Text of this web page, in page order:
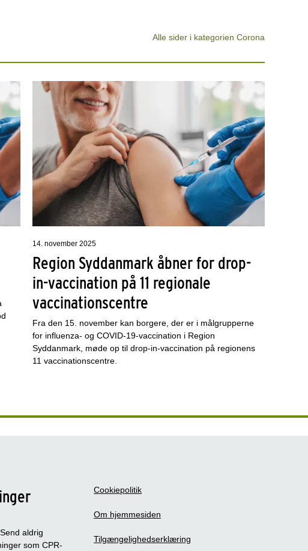
Alle sider i kategorien Corona
14. november 2025
Region Syddanmark åbner for drop-
in-vaccination på 11 regionale
vaccinationscentre
Fra den 15. november kan borgere, der er i målgrupperne
for influenza- og COVID-19-vaccination i Region
Syddanmark, møde op til drop-in-vaccination på regionens
11 vaccinationscentre.
aldrig
som CPR-
Cookiepolitik
Om hjemmesiden
Tilgængelighedserklæring